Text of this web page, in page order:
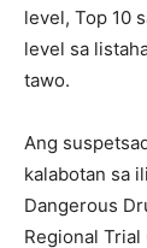
level, Top 10
level sa
tawo.
Ang
kalabotan sa
Dangerous
Regional